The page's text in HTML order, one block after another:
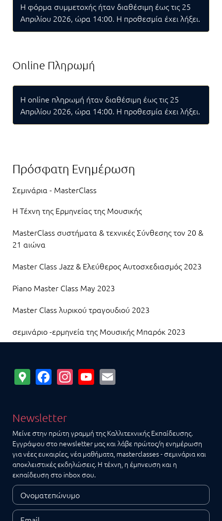
Η φόρμα συμμετοχής ήταν διαθέσιμη έως τις 25
Απριλίου 2026, ώρα 14:00. Η προθεσμία έχει λήξει.
Online Πληρωμή
Η online πληρωμή ήταν διαθέσιμη έως τις 25
Απριλίου 2026, ώρα 14:00. Η προθεσμία έχει λήξει.
Πρόσφατη Ενημέρωση
Σεμινάρια - MasterClass
Η Τέχνη της Ερμηνείας της Μουσικής
MasterClass συστήματα & τεχνικές Σύνθεσης τον 20 &
21 αιώνα
Master Class Jazz & Ελεύθερος Αυτοσχεδιασμός 2023
Piano Master Class May 2023
Master Class λυρικού τραγουδιού 2023
σεμινάριο -ερμηνεία της Μουσικής Μπαρόκ 2023
Google
Maps
Facebook
Instagram
YouTube
Newsletter
Μείνε στην πρώτη γραμμή της Καλλιτεχνικής Εκπαίδευσης.
Εγγράψου στο newsletter μας και λάβε πρώτος/η ενημέρωση
για νέες ευκαιρίες, νέα μαθήματα, masterclasses - σεμινάρια και
αποκλειστικές εκδηλώσεις. Η τέχνη, η έμπνευση και η
εκπαίδευση στο inbox σου.